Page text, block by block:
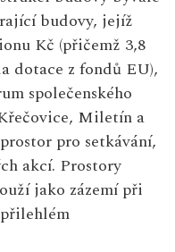
budovy, jejíž
Kč (přičemž 3,8
dotace z fondů EU),
společenského
Miletín a
pro setkávání,
akcí. Prostory
jako zázemí při